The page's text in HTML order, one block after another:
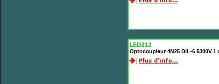
LED212
Optocoupleur 4N25 DIL-6 5300V 1